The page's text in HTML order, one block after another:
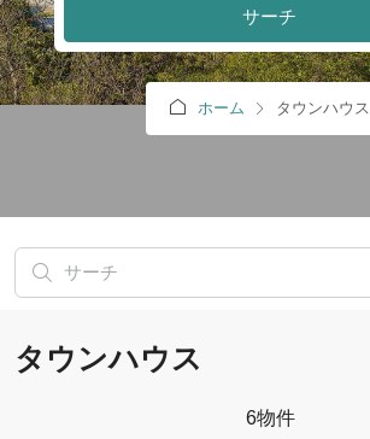
サーチ
ホーム タウンハウス
タウンハウス
6物件